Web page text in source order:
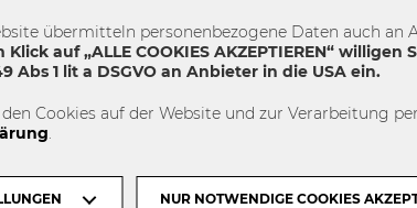
übermitteln personenbezogene Daten auch an
Klick auf „ALLE COOKIES AKZEPTIEREN“
Abs 1 lit a DSGVO an Anbieter in die USA ein.
Cookies auf der Website und zur Verarbeitung
NUR NOTWENDIGE COOKIES